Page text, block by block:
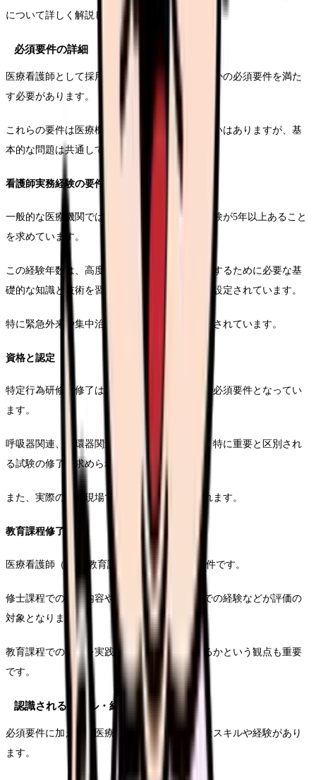
について詳しく解説します。
必須要件の詳細
医療看護師として採用されるためには、いくつかの必須要件を満た
す必要があります。
これらの要件は医療機関によっていくつかの違いはありますが、基
本的な問題は共通しています。
看護師実務経験の要件
一般的な医療機関では、看護師としての実務経験が5年以上あること
を求めています。
この経験年数は、高度な医療行為を安全に実施するために必要な基
礎的な知識と技術を習得するための期間として設定されています。
特に緊急外来や集中治療室での経験は高く評価されています。
資格と認定
特定行為研修の修了は、ほとんどの医療機関で必須要件となってい
ます。
呼吸器関連、循環器関連、創傷管理関連など、特に重要と区別され
る試験の修了が求められます。
また、実際の臨床現場での実施経験も重視されます。
教育課程修了者
医療看護師（NP）教育課程の修了も重要な要件です。
修士課程での学習内容や研究実績、臨床実習での経験などが評価の
対象となります。
教育課程での学びを実践でどのように活かせるかという観点も重要
です。
認識されるスキル・経験の具体例
必須要件に加えて、医療機関が重視する様々なスキルや経験があり
ます。